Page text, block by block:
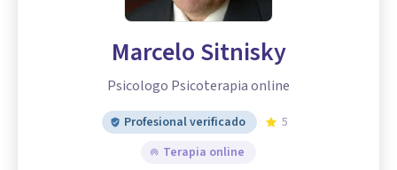
Marcelo Sitnisky
Psicologo Psicoterapia online
Profesional verificado
5
Terapia online